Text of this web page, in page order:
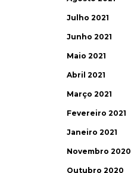
Julho 2021
Junho 2021
Maio 2021
Abril 2021
Março 2021
Fevereiro 2021
Janeiro 2021
Novembro 2020
Outubro 2020